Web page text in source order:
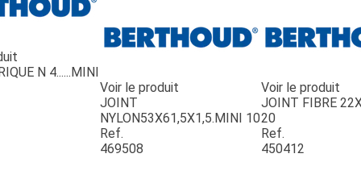
N 4......MINI
Voir le produit
JOINT
NYLON53X61,5X1,5.MINI 10
Ref.
469508
Voir le produit
JOINT FIBRE
20
Ref.
450412